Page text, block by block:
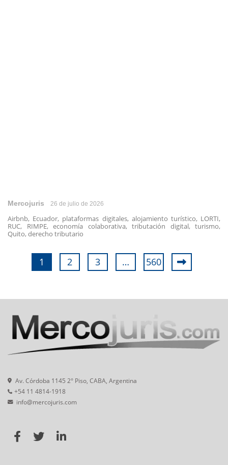
Mercojuris 26 de julio de 2026
Airbnb, Ecuador, plataformas digitales, alojamiento turístico, LORTI,
RUC, RIMPE, economía colaborativa, tributación digital, turismo,
Quito, derecho tributario
1 2 3 … 560
Av. Córdoba 1145 2° Piso, CABA, Argentina
+54 11 4814-1918
info@mercojuris.com